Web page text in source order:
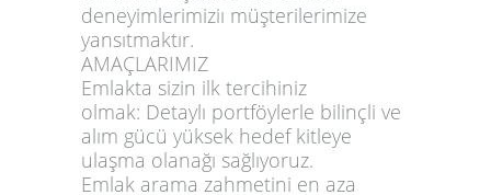
deneyimlerimiziı müşterilerimize
yansıtmaktır.
AMAÇLARIMIZ
Emlakta sizin ilk tercihiniz
olmak: Detaylı portföylerle bilinçli ve
alım gücü yüksek hedef kitleye
ulaşma olanağı sağlıyoruz.
Emlak arama zahmetini en aza